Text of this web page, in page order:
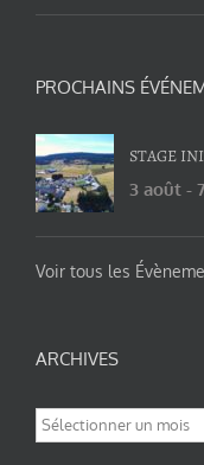
PROCHAINS
STAGE
3 août -
Voir tous les
ARCHIVES
Archives